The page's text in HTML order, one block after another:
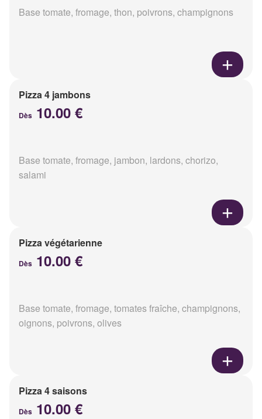
Base tomate, fromage, thon, poivrons, champignons
Pizza 4 jambons
Dès 10.00 €
Base tomate, fromage, jambon, lardons, chorizo,
salami
Pizza végétarienne
Dès 10.00 €
Base tomate, fromage, tomates fraîche, champignons,
oignons, poivrons, olives
Pizza 4 saisons
Dès 10.00 €